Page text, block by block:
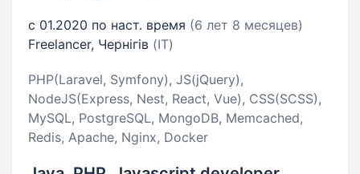
с 01.2020 по наст. время (6 лет 8 месяцев)
Freelancer, Чернігів (IT)
PHP(Laravel, Symfony), JS(jQuery),
NodeJS(Express, Nest, React, Vue), CSS(SCSS),
MySQL, PostgreSQL, MongoDB, Memcached,
Redis, Apache, Nginx, Docker